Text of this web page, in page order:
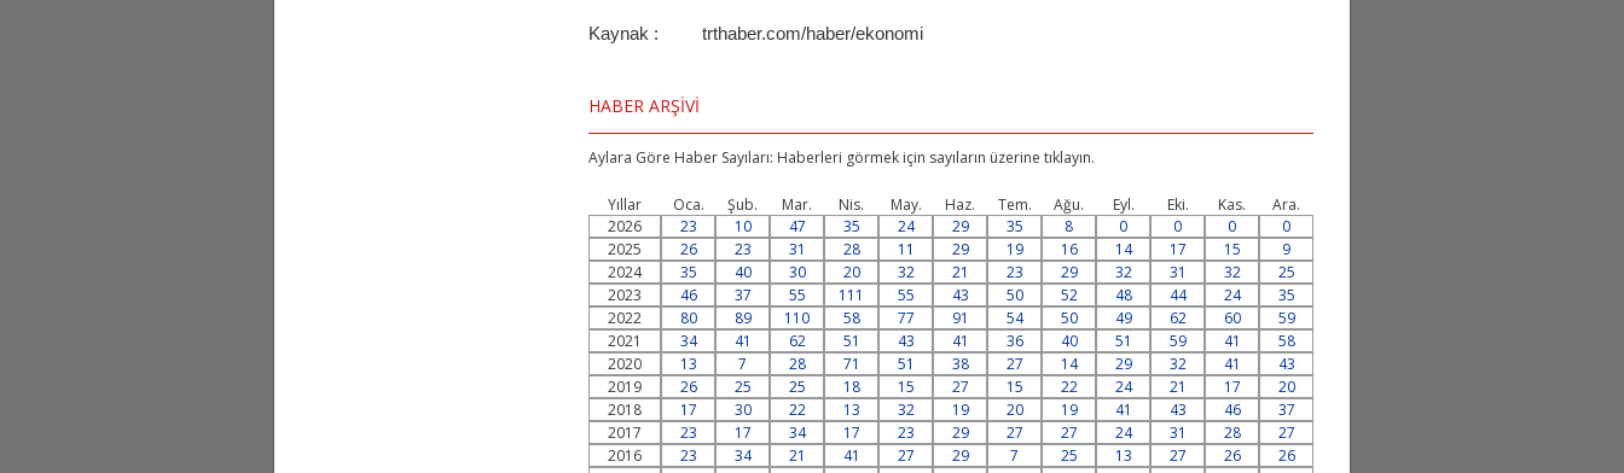
Kaynak : trthaber.com/haber/ekonomi
HABER ARŞİVİ
Aylara Göre Haber Sayıları: Haberleri görmek için sayıların üzerine tıklayın.
Yıllar Oca. Şub. Mar. Nis. May. Haz. Tem. Ağu. Eyl. Eki. Kas.
Ara.
2026
23 10 47 35 24 29 35 8 0 0 0
0
2025
26 23 31 28 11 29 19 16 14 17 15
9
2024
35 40 30 20 32 21 23 29 32 31 32
25
2023
46 37 55 111 55 43 50 52 48 44 24
35
2022
80 89 110 58 77 91 54 50 49 62 60
59
2021
34 41 62 51 43 41 36 40 51 59 41
58
2020
13 7 28 71 51 38 27 14 29 32 41
43
2019
26 25 25 18 15 27 15 22 24 21 17
20
2018
17 30 22 13 32 19 20 19 41 43 46
37
2017
23 17 34 17 23 29 27 27 24 31 28
27
2016
23 34 21 41 27 29 7 25 13 27 26
26